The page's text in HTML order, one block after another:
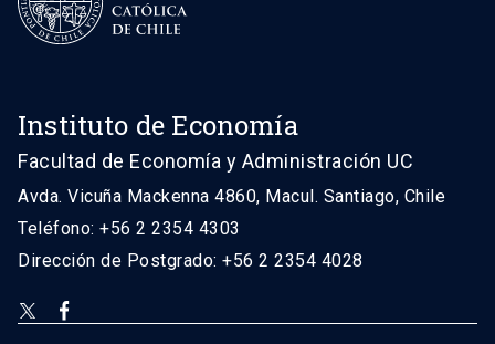
Instituto de Economía
Facultad de Economía y Administración UC
Avda. Vicuña Mackenna 4860, Macul. Santiago, Chile
Teléfono: +56 2 2354 4303
Dirección de Postgrado: +56 2 2354 4028